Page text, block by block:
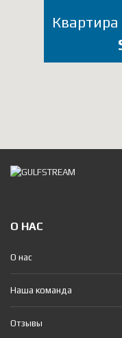
О НАС
О нас
Наша команда
Отзывы